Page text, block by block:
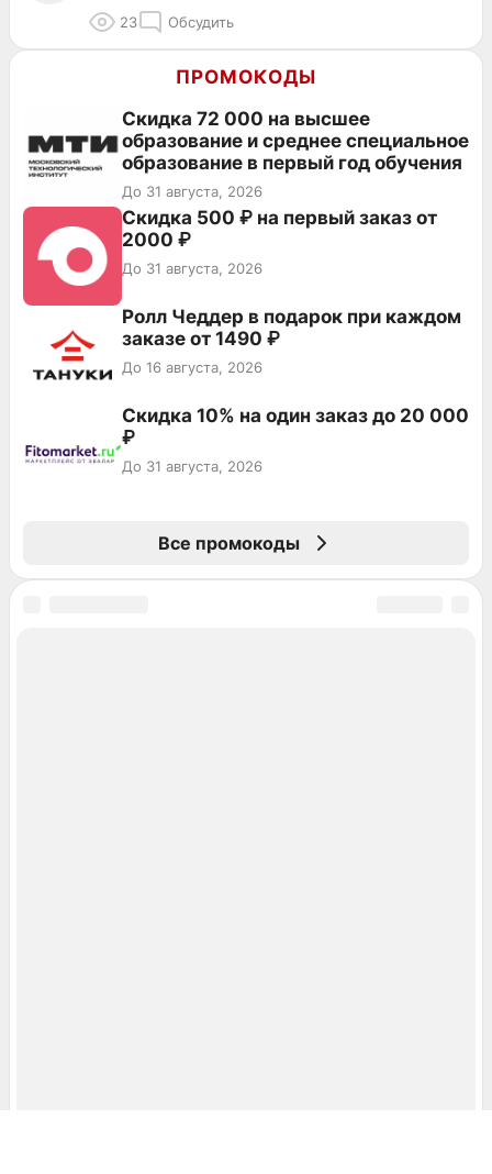
23 Обсудить
ПРОМОКОДЫ
Скидка 72 000 на высшее
образование и среднее специальное
образование в первый год обучения
До 31 августа, 2026
Скидка 500 ₽ на первый заказ от
2000 ₽
До 31 августа, 2026
Ролл Чеддер в подарок при каждом
заказе от 1490 ₽
До 16 августа, 2026
Скидка 10% на один заказ до 20 000
₽
До 31 августа, 2026
Все промокоды